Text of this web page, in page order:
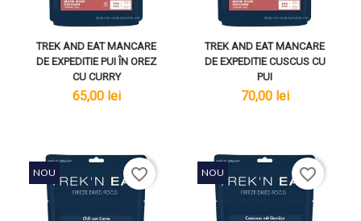
TREK AND EAT MANCARE
DE EXPEDITIE PUI ÎN OREZ
CU CURRY
lei
65,00 lei
TREK AND EAT MANCARE
DE EXPEDITIE CUSCUS CU
PUI
lei
70,00 lei
NOU favorite_border NOU favorite_border